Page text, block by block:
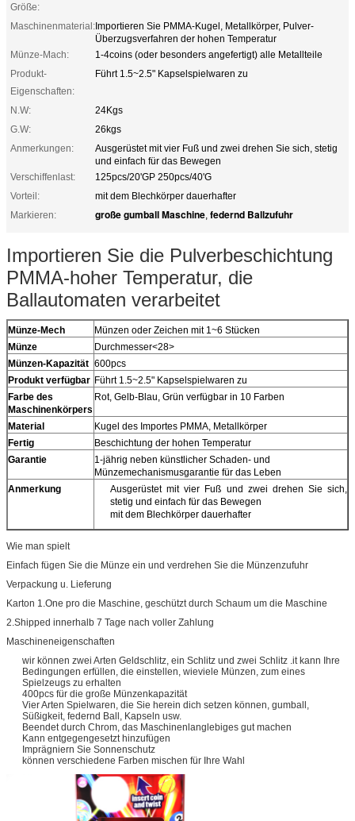
Größe:
Maschinenmaterial:Importieren Sie PMMA-Kugel, Metallkörper, Pulver-
Überzugsverfahren der hohen Temperatur
Münze-Mach:
1-4coins (oder besonders angefertigt) alle Metallteile
Produkt-
Eigenschaften:
Führt 1.5~2.5" Kapselspielwaren zu
N.W:
24Kgs
G.W:
26kgs
Anmerkungen:
Ausgerüstet mit vier Fuß und zwei drehen Sie sich, stetig
und einfach für das Bewegen
Verschiffenlast:
125pcs/20'GP 250pcs/40'G
Vorteil:
mit dem Blechkörper dauerhafter
Markieren:
große gumball Maschine, federnd Ballzufuhr
Importieren Sie die Pulverbeschichtung
PMMA-hoher Temperatur, die
Ballautomaten verarbeitet
Münze-Mech
Münzen oder Zeichen mit 1~6 Stücken
Münze
Durchmesser<28>
Münzen-Kapazität 600pcs
Produkt verfügbar Führt 1.5~2.5" Kapselspielwaren zu
Farbe des
Maschinenkörpers
Rot, Gelb-Blau, Grün verfügbar in 10 Farben
Material
Kugel des Importes PMMA, Metallkörper
Fertig
Beschichtung der hohen Temperatur
Garantie
1-jährig neben künstlicher Schaden- und
Münzemechanismusgarantie für das Leben
Anmerkung
Ausgerüstet mit vier Fuß und zwei drehen Sie sich,
stetig und einfach für das Bewegen
mit dem Blechkörper dauerhafter
Wie man spielt
Einfach fügen Sie die Münze ein und verdrehen Sie die Münzenzufuhr
Verpackung u. Lieferung
Karton 1.One pro die Maschine, geschützt durch Schaum um die Maschine
2.Shipped innerhalb 7 Tage nach voller Zahlung
Maschineneigenschaften
wir können zwei Arten Geldschlitz, ein Schlitz und zwei Schlitz .it kann Ihre
Bedingungen erfüllen, die einstellen, wieviele Münzen, zum eines
Spielzeugs zu erhalten
400pcs für die große Münzenkapazität
Vier Arten Spielwaren, die Sie herein dich setzen können, gumball,
Süßigkeit, federnd Ball, Kapseln usw.
Beendet durch Chrom, das Maschinenlanglebiges gut machen
Kann entgegengesetzt hinzufügen
Imprägniern Sie Sonnenschutz
können verschiedene Farben mischen für Ihre Wahl